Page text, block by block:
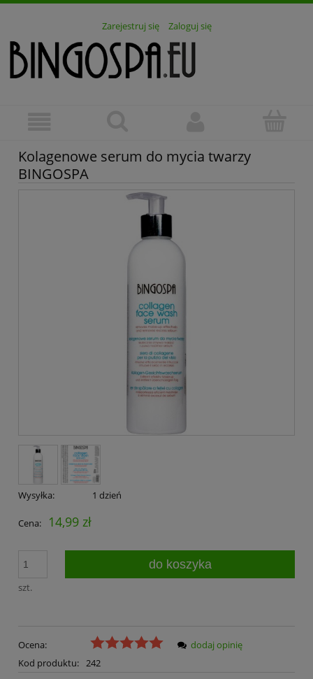
Zarejestruj się Zaloguj się
Kolagenowe serum do mycia twarzy
BINGOSPA
Wysyłka: 1 dzień
Cena: 14,99 zł
szt.
do koszyka
Ocena:
Kod produktu: 242
dodaj opinię